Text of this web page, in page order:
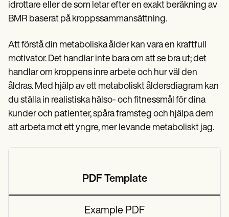
idrottare eller de som letar efter en exakt beräkning av
BMR baserat på kroppssammansättning.
Att förstå din metaboliska ålder kan vara en kraftfull
motivator. Det handlar inte bara om att se bra ut; det
handlar om kroppens inre arbete och hur väl den
åldras. Med hjälp av ett metaboliskt åldersdiagram kan
du ställa in realistiska hälso- och fitnessmål för dina
kunder och patienter, spåra framsteg och hjälpa dem
att arbeta mot ett yngre, mer levande metaboliskt jag.
PDF Template
Example PDF